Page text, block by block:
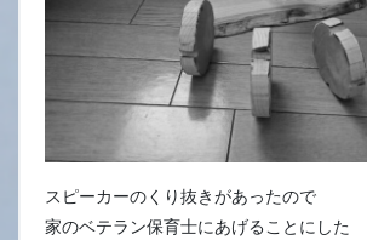
スピーカーのくり抜きがあったので
家のベテラン保育士にあげることにした